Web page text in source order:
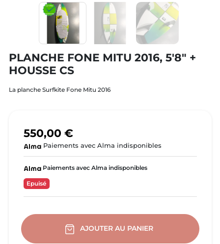
PLANCHE FONE MITU 2016, 5'8" +
HOUSSE CS
La planche Surfkite Fone Mitu 2016
550,00 €
Paiements avec Alma indisponibles
Paiements avec Alma indisponibles
Epuisé
AJOUTER AU PANIER